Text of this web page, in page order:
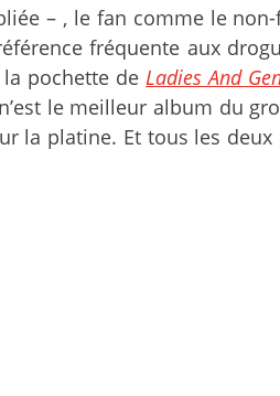
– , le fan comme le
fréquente aux
la pochette deLadies And
le meilleur album du
la platine. Et tous les